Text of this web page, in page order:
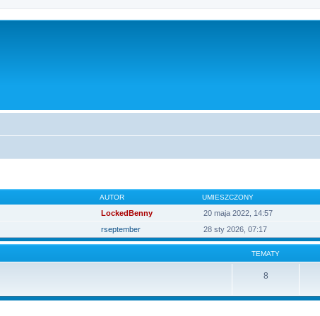
AUTOR UMIESZCZONY
LockedBenny 20 maja 2022, 14:57
rseptember 28 sty 2026, 07:17
TEMATY
8